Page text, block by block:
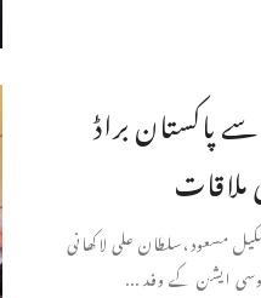
پاکستان براڈ
مسعود،سلطان علی لاکھانی
ایشن کے وفد ...